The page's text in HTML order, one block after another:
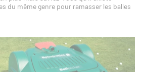
du même genre pour ramasser les balles